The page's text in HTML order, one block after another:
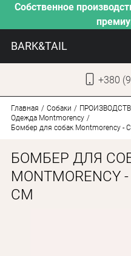
Собственное
BARK&TAIL
+380
Главная Собаки
Одежда Montmorency
Бомбер для собак Montmorency -
БОМБЕР ДЛЯ
MONTMORENCY
СМ